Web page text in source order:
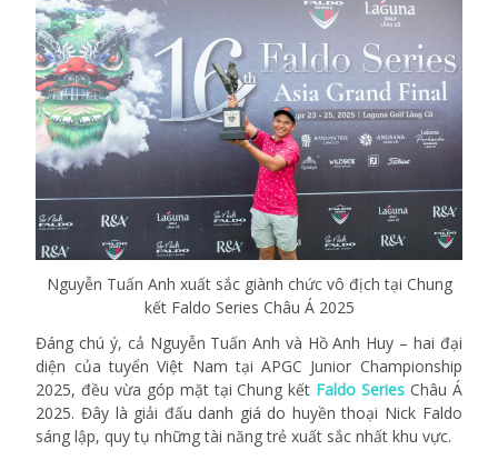
Nguyễn Tuấn Anh xuất sắc giành chức vô địch tại Chung
kết Faldo Series Châu Á 2025
Đáng chú ý, cả Nguyễn Tuấn Anh và Hồ Anh Huy – hai đại
diện của tuyển Việt Nam tại APGC Junior Championship
2025, đều vừa góp mặt tại Chung kết Faldo SeriesChâu Á
2025. Đây là giải đấu danh giá do huyền thoại Nick Faldo
sáng lập, quy tụ những tài năng trẻ xuất sắc nhất khu vực.